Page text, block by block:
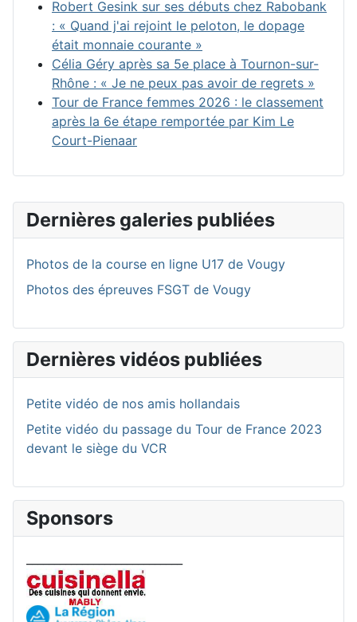
Dernières galeries publiées
Photos de la course en ligne U17 de Vougy
Photos des épreuves FSGT de Vougy
Dernières vidéos publiées
Petite vidéo de nos amis hollandais
Petite vidéo du passage du Tour de France 2023
devant le siège du VCR
Sponsors
Robert Gesink sur ses débuts chez Rabobank
: « Quand j'ai rejoint le peloton, le dopage
était monnaie courante »
Célia Géry après sa 5e place à Tournon-sur-
Rhône : « Je ne peux pas avoir de regrets »
Tour de France femmes 2026 : le classement
après la 6e étape remportée par Kim Le
Court-Pienaar